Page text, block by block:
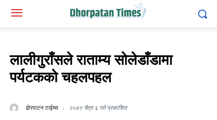
लालीगुराँसले राताम्य सोलेडाँडामा
पर्यटकको चहलपहल
ढोरपाटन टाईम्स २०७९ चैत्र ६ गते प्रकाशित